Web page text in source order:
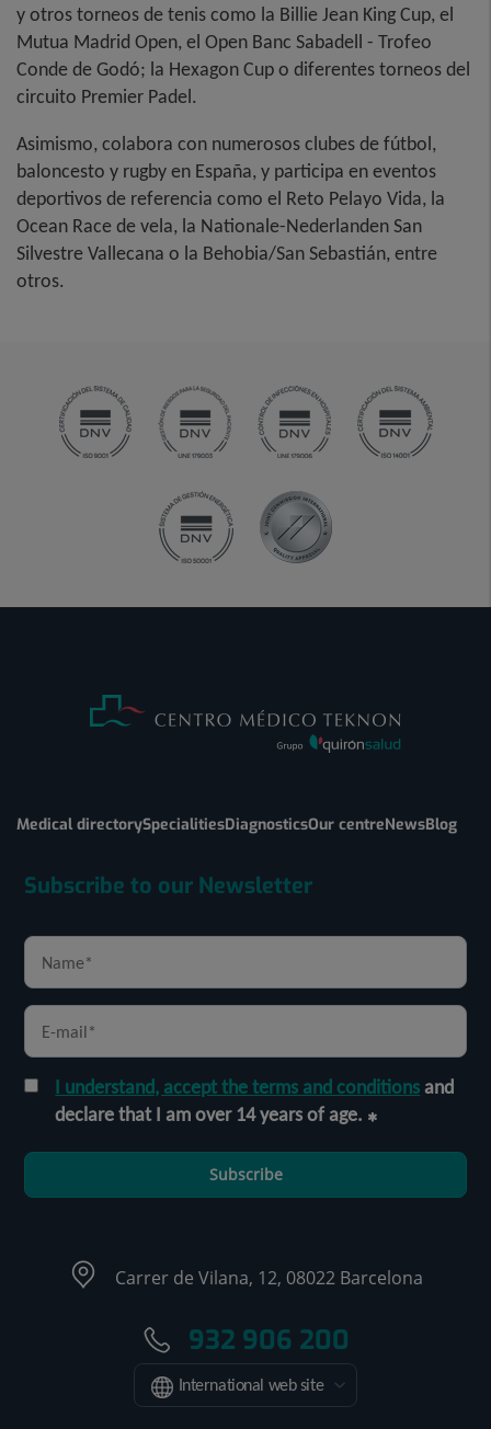
y otros torneos de tenis como la Billie Jean King Cup, el
Mutua Madrid Open, el Open Banc Sabadell - Trofeo
Conde de Godó; la Hexagon Cup o diferentes torneos del
circuito Premier Padel.
Asimismo, colabora con numerosos clubes de fútbol,
baloncesto y rugby en España, y participa en eventos
deportivos de referencia como el Reto Pelayo Vida, la
Ocean Race de vela, la Nationale-Nederlanden San
Silvestre Vallecana o la Behobia/San Sebastián, entre
otros.
Medical directorySpecialitiesDiagnosticsOur centreNewsBlog
Subscribe to our Newsletter
I understand, accept the terms and conditionsand
declare that I am over 14 years of age.
Subscribe
Carrer de Vilana, 12, 08022 Barcelona
932 906 200
International web site